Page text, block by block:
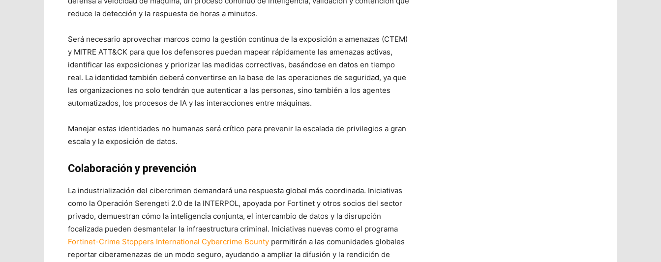
reduce la detección y la respuesta de horas a minutos.
Será necesario aprovechar marcos como la gestión continua de la exposición a amenazas (CTEM)
y MITRE ATT&CK para que los defensores puedan mapear rápidamente las amenazas activas,
identificar las exposiciones y priorizar las medidas correctivas, basándose en datos en tiempo
real. La identidad también deberá convertirse en la base de las operaciones de seguridad, ya que
las organizaciones no solo tendrán que autenticar a las personas, sino también a los agentes
automatizados, los procesos de IA y las interacciones entre máquinas.
Manejar estas identidades no humanas será crítico para prevenir la escalada de privilegios a gran
escala y la exposición de datos.
Colaboración y prevención
La industrialización del cibercrimen demandará una respuesta global más coordinada. Iniciativas
como la Operación Serengeti 2.0 de la INTERPOL, apoyada por Fortinet y otros socios del sector
privado, demuestran cómo la inteligencia conjunta, el intercambio de datos y la disrupción
focalizada pueden desmantelar la infraestructura criminal. Iniciativas nuevas como el programa
Fortinet-Crime Stoppers International Cybercrime Bounty permitirán a las comunidades globales
reportar ciberamenazas de un modo seguro, ayudando a ampliar la difusión y la rendición de